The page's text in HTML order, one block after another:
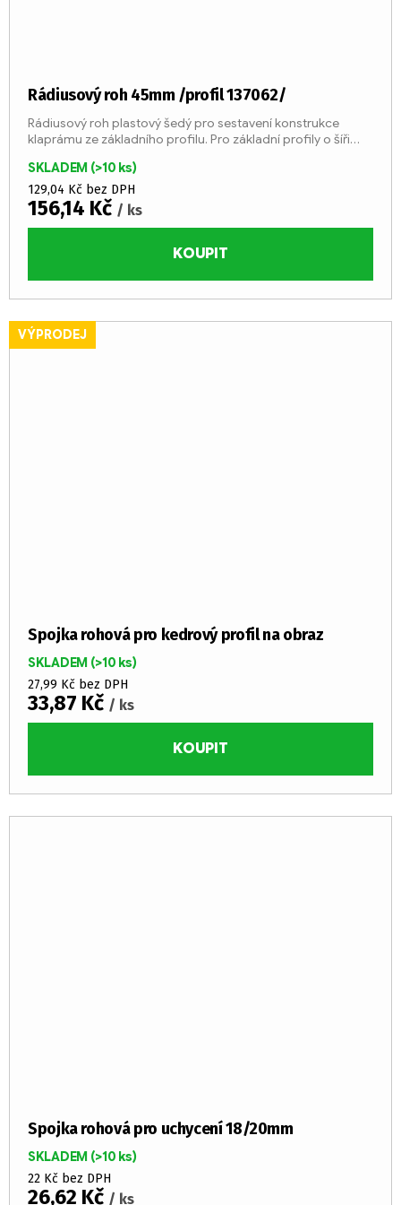
Rádiusový roh 45mm /profil 137062/
SKLADEM (>10 ks)
129,04 Kč bez DPH
156,14 Kč / ks
KOUPIT
Rádiusový roh plastový šedý pro sestavení konstrukce
klaprámu ze základního profilu. Pro základní profily o šíři
eloxovaný...
VÝPRODEJ
Spojka rohová pro kedrový profil na obraz
SKLADEM (>10 ks)
27,99 Kč bez DPH
33,87 Kč / ks
KOUPIT
Spojka rohová pro uchycení 18/20mm
SKLADEM (>10 ks)
22 Kč bez DPH
26,62 Kč / ks